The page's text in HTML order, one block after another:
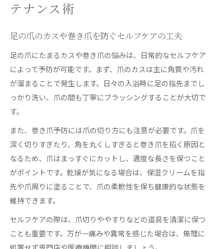
テナンス術
足の爪のカスや巻き爪を防ぐセルフケアの工夫
足の爪にたまるカスや巻き爪の悩みは、日常的なセルフケア
によって予防が可能です。まず、爪のカスは主に角質や汚れ
が溜まることで発生します。日々の入浴時に足の指先までし
っかり洗い、爪の間も丁寧にブラッシングすることが大切で
す。
また、巻き爪予防には爪の切り方にも注意が必要です。爪を
深く切りすぎたり、角を丸くしすぎると巻き爪を招く原因と
なるため、爪はまっすぐにカットし、適度な長さを保つこと
がポイントです。乾燥が気になる場合は、保湿クリームを指
先や爪周りに塗ることで、爪の柔軟性を保ち健康的な状態を
維持できます。
セルフケアの際は、爪切りややすりなどの道具を清潔に保つ
ことも重要です。万が一痛みや異常を感じた場合は、無理に